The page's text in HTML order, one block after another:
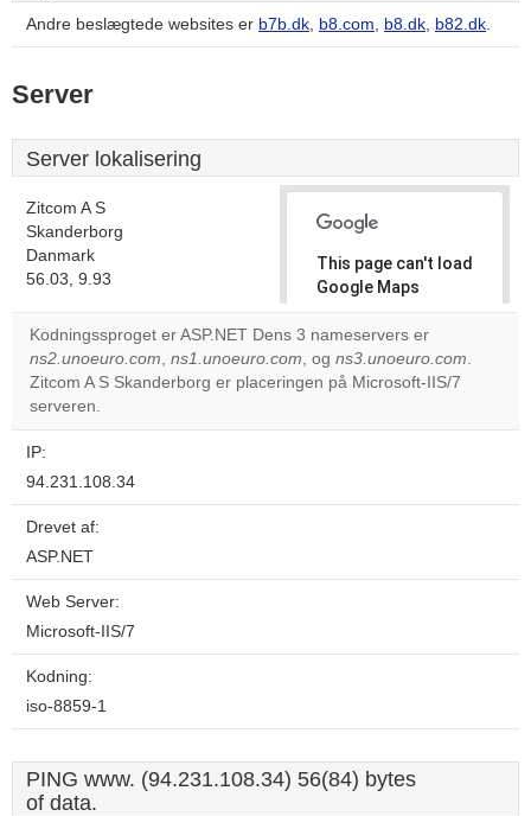
Andre beslægtede websites er b7b.dk, b8.com, b8.dk, b82.dk.
Server
Server lokalisering
Zitcom A S
Skanderborg
Danmark
56.03, 9.93
This page can't load
Google Maps
correctly.
Do you
own this
OK
Kodningssproget er ASP.NET Dens 3 nameservers er
ns2.unoeuro.com, ns1.unoeuro.com, og ns3.unoeuro.com.
Zitcom A S Skanderborg er placeringen på Microsoft-IIS/7
serveren.
IP:
94.231.108.34
Drevet af:
ASP.NET
Web Server:
Microsoft-IIS/7
Kodning:
iso-8859-1
PING www. (94.231.108.34) 56(84) bytes
of data.